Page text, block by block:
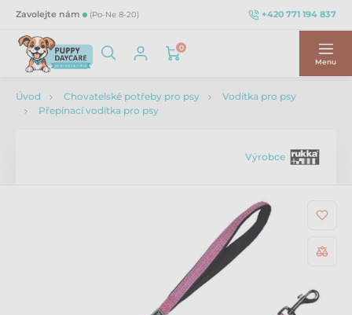
Zavolejte nám (Po-Ne 8-20) +420 771 194 837
0
Menu
Úvod Chovatelské potřeby pro psy
Vodítka pro psy
Přepínací vodítka pro psy
Výrobce